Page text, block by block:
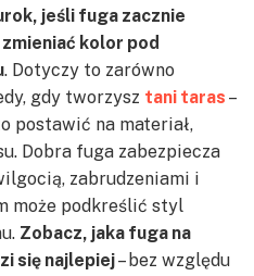
jeśli fuga zacznie
kolor pod
. Dotyczy to zarówno
gdy tworzysz tani taras –
postawić na materiał,
Dobra fuga zabezpiecza
zabrudzeniami i
może podkreślić styl
Zobacz, jaka fuga na
się najlepiej– bez względu